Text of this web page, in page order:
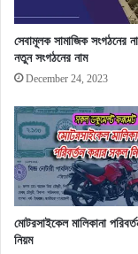
সেবামূলক সামাজিক সংগঠনের
নতুন সংগঠনের নাম
December 24, 2023
মোটরসাইকেল মালিকানা
নিয়ম